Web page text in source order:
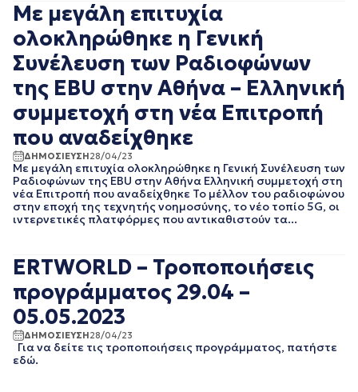
ΙΟΥΝΙΟΣ 2024
ΜΑΙΟΣ 2024
ΑΠΡΙΛΙΟΣ 2024
ΜΑΡΤΙΟΣ 2024
ΦΕΒΡΟΥΑΡΙΟΣ 2024
ΙΑΝΟΥΑΡΙΟΣ 2024
ΔΕΚΕΜΒΡΙΟΣ 2023
ΝΟΕΜΒΡΙΟΣ 2023
ΟΚΤΩΒΡΙΟΣ 2023
ΣΕΠΤΕΜΒΡΙΟΣ 2023
ΑΥΓΟΥΣΤΟΣ 2023
ΙΟΥΛΙΟΣ 2023
ΙΟΥΝΙΟΣ 2023
ΜΑΡΤΙΟΣ 2023
ΦΕΒΡΟΥΑΡΙΟΣ 2023
ΙΑΝΟΥΑΡΙΟΣ 2023
ΟΚΤΩΒΡΙΟΣ 2022
Με μεγάλη επιτυχία
ολοκληρώθηκε η Γενική
Συνέλευση των Ραδιοφώνων
της ΕΒU στην Αθήνα – Ελληνική
συμμετοχή στη νέα Επιτροπή
που αναδείχθηκε
ΔΗΜΟΣΙΕΥΣΗ28/04/23
Με μεγάλη επιτυχία ολοκληρώθηκε η Γενική Συνέλευση των
Ραδιοφώνων της ΕΒU στην Αθήνα Ελληνική συμμετοχή στη
νέα Επιτροπή που αναδείχθηκε Το μέλλον του ραδιοφώνου
στην εποχή της τεχνητής νοημοσύνης, το νέο τοπίο 5G, οι
ιντερνετικές πλατφόρμες που αντικαθιστούν τα...
ERTWORLD – Τροποποιήσεις
προγράμματος 29.04 –
05.05.2023
ΔΗΜΟΣΙΕΥΣΗ28/04/23
Για να δείτε τις τροποποιήσεις προγράμματος, πατήστε
εδώ.